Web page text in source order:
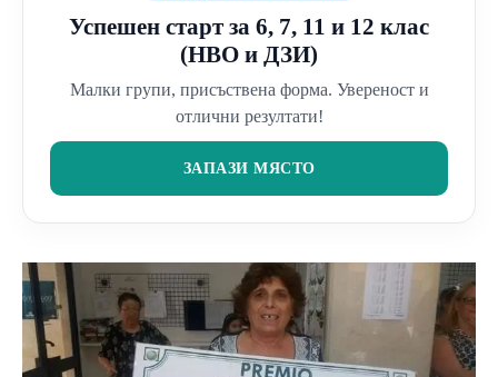
Успешен старт за 6, 7, 11 и 12 клас
(НВО и ДЗИ)
Малки групи, присъствена форма. Увереност и
отлични резултати!
ЗАПАЗИ МЯСТО